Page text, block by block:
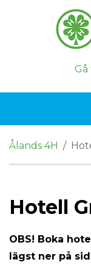
Skip to content
Gå
Ålands 4H /
Hotell
OBS! Boka
lägst ner på